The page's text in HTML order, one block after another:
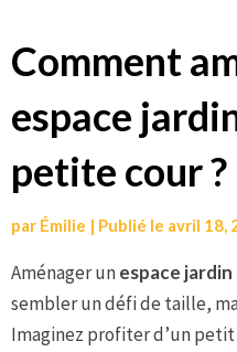
Aller
au
contenu
Comment
espace
petite cour ?
par Émilie | Publié le avril 18,
Aménager unespace
sembler un défi de taille,
Imaginez profiter d’un